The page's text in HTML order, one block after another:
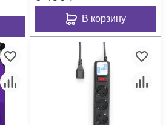
В корзину